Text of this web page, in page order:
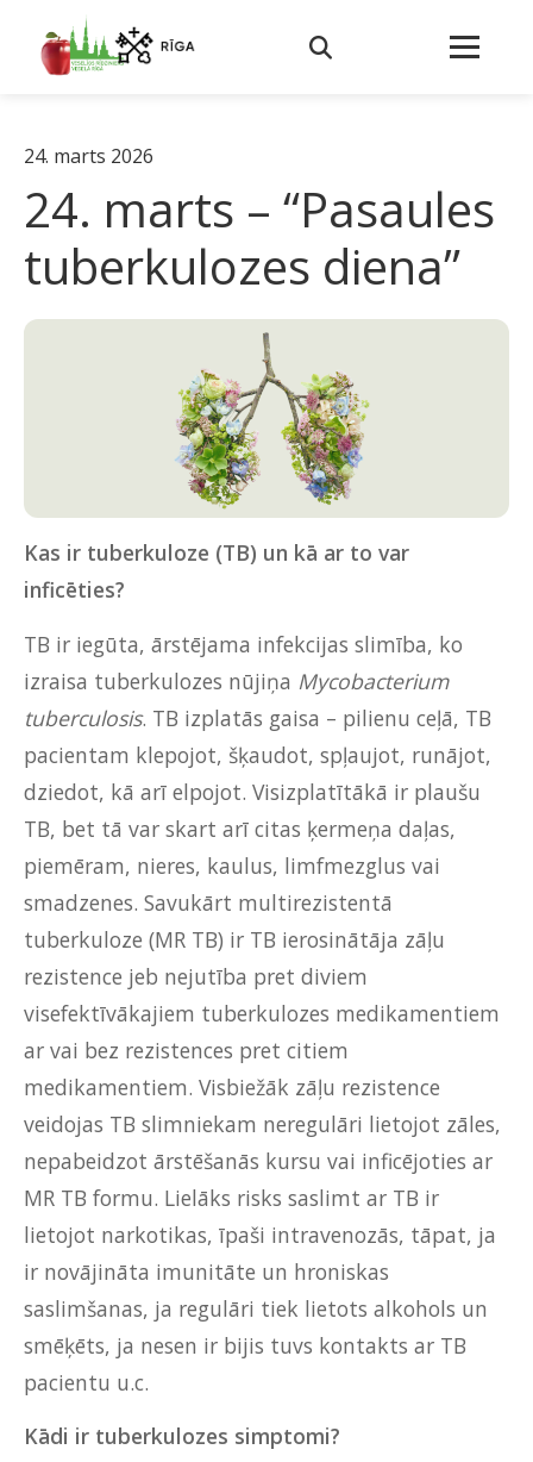
24. marts 2026
24. marts – “Pasaules
tuberkulozes diena”
Kas ir tuberkuloze (TB) un kā ar to var
inficēties?
TB ir iegūta, ārstējama infekcijas slimība, ko
izraisa tuberkulozes nūjiņa Mycobacterium
tuberculosis. TB izplatās gaisa – pilienu ceļā, TB
pacientam klepojot, šķaudot, spļaujot, runājot,
dziedot, kā arī elpojot. Visizplatītākā ir plaušu
TB, bet tā var skart arī citas ķermeņa daļas,
piemēram, nieres, kaulus, limfmezglus vai
smadzenes. Savukārt multirezistentā
tuberkuloze (MR TB) ir TB ierosinātāja zāļu
rezistence jeb nejutība pret diviem
visefektīvākajiem tuberkulozes medikamentiem
ar vai bez rezistences pret citiem
medikamentiem. Visbiežāk zāļu rezistence
veidojas TB slimniekam neregulāri lietojot zāles,
nepabeidzot ārstēšanās kursu vai inficējoties ar
MR TB formu. Lielāks risks saslimt ar TB ir
lietojot narkotikas, īpaši intravenozās, tāpat, ja
ir novājināta imunitāte un hroniskas
saslimšanas, ja regulāri tiek lietots alkohols un
smēķēts, ja nesen ir bijis tuvs kontakts ar TB
pacientu u.c.
Kādi ir tuberkulozes simptomi?